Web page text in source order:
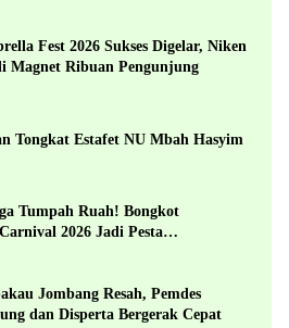
Potensi Desa
Fest 2026 Sukses Digelar, Niken
Magnet Ribuan Pengunjung
Tongkat Estafet NU Mbah Hasyim
Tumpah Ruah! Bongkot
2026 Jadi Pesta
Terbesar di Peterongan
Jombang Resah, Pemdes
dan Disperta Bergerak Cepat